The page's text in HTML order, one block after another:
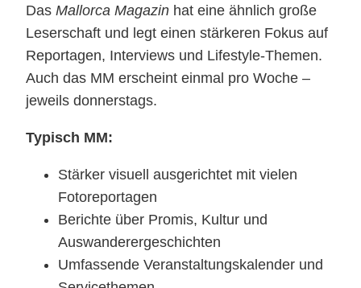
Das Mallorca Magazin hat eine ähnlich große
Leserschaft und legt einen stärkeren Fokus auf
Reportagen, Interviews und Lifestyle-Themen.
Auch das MM erscheint einmal pro Woche –
jeweils donnerstags.
Typisch MM:
Stärker visuell ausgerichtet mit vielen
Fotoreportagen
Berichte über Promis, Kultur und
Auswanderergeschichten
Umfassende Veranstaltungskalender und